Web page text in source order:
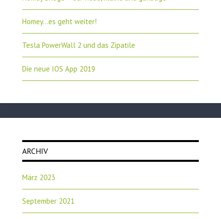
Homey…es geht weiter!
Tesla PowerWall 2 und das Zipatile
Die neue IOS App 2019
ARCHIV
März 2023
September 2021